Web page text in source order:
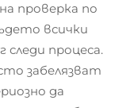
проверка по
всички
следи процеса.
забелязват
да